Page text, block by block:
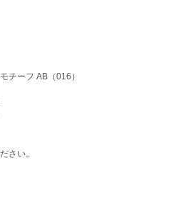
チーフ AB（016）
さい。